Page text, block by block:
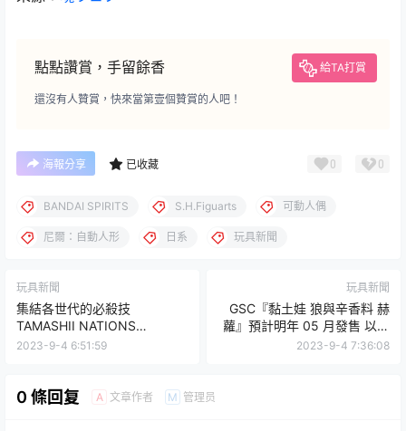
點點讚賞，手留餘香 給TA打賞
還沒有人贊賞，快來當第壹個贊賞的人吧！
海報分享 已收藏 0 0
BANDAI SPIRITS S.H.Figuarts 可動人偶
尼爾：自動人形 日系 玩具新聞
玩具新聞
集結各世代的必殺技
TAMASHII NATIONS
BOX『假面騎士 ARTlized 要
2023-9-4 6:51:59
玩具新聞
GSC『黏土娃 狼與辛香料 赫
蘿』預計明年 05 月發售 以布
料再現自豪的毛絨絨尾巴！
2023-9-4 7:36:08
0 條回复 A 文章作者 M 管理员